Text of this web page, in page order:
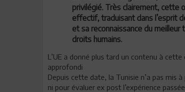
privilégié. Très clairement, cette
effectif, traduisant dans l’esprit
et sa reconnaissance du
droits humains.
L’UE a donné plus tard un contenu à
approfondi
Depuis cette date, la Tunisie n’a pas mis
ni pour évaluer ex post l’expérience